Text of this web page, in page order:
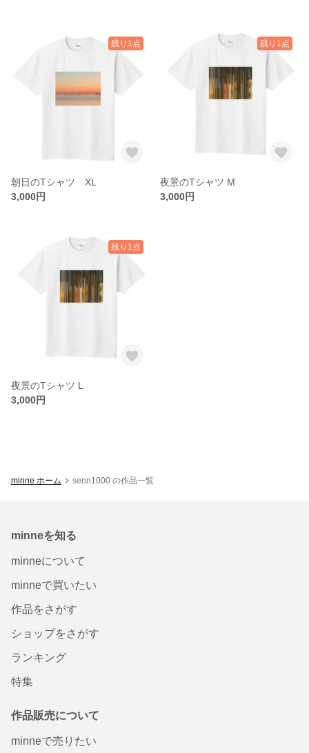
残り1点
朝日のTシャツ XL
3,000円
残り1点
夜景のTシャツ M
3,000円
残り1点
夜景のTシャツ L
3,000円
minne ホーム senn1000 の作品一覧
minneを知る
minneについて
minneで買いたい
作品をさがす
ショップをさがす
ランキング
特集
作品販売について
minneで売りたい